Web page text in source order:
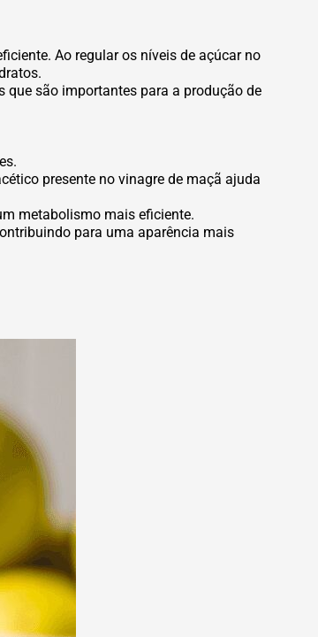
Ao regular os níveis de açúcar no
que são importantes para a produção de
presente no vinagre de maçã ajuda
metabolismo mais eficiente.
para uma aparência mais